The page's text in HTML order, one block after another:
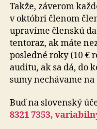
Takže, záverom
v októbri členom
upravíme členskú
tentoraz, ak máte
posledné roky (10 €
auditu, ak sa dá, do
sumy nechávame na
Buď na slovenský
8321 7353,